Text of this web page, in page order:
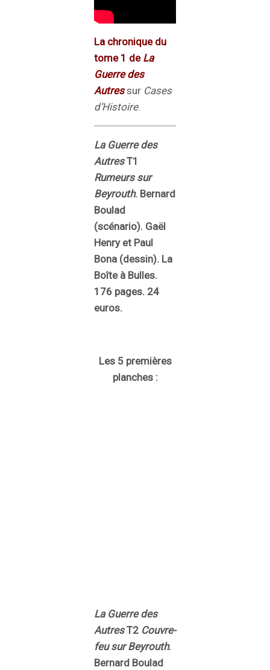
La chronique du
tome 1 de La
Guerre des
Autressur Cases
d’Histoire.
La Guerre des
AutresT1
Rumeurs sur
Beyrouth. Bernard
Boulad
(scénario). Gaël
Henry et Paul
Bona (dessin). La
Boîte à Bulles.
176 pages. 24
euros.
Les 5 premières
planches :
La Guerre des
AutresT2 Couvre-
feu sur Beyrouth.
Bernard Boulad